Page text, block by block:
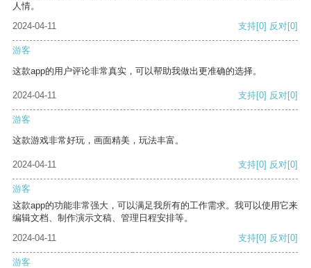
人情。
2024-04-11
支持[0] 反对[0]
游客
这款app的用户评论非常真实，可以帮助我做出更准确的选择。
2024-04-11 支持[0] 反对[0]
游客
这款游戏非常好玩，画面精美，玩法丰富。
2024-04-11 支持[0] 反对[0]
游客
这款app的功能非常强大，可以满足我所有的工作需求。我可以使用它来
编辑文档、制作演示文稿、管理日程安排等。
2024-04-11
支持[0] 反对[0]
游客